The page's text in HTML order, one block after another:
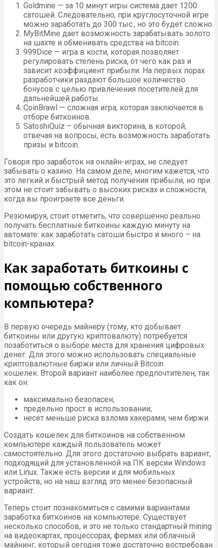
Goldmine — за 10 минут игры система дает 1200
сатошей. Следовательно, при круглосуточной игре
можно заработать до 300 тыс., но это будет сложно.
MyBitMine дает возможность зарабатывать золото
на шахте и обменивать средства на bitcoin.
999Dice — игра в кости, которая позволяет
регулировать степень риска, от чего как раз и
зависит коэффициент прибыли. На первых порах
разработчики раздают большое количество
бонусов с целью привлечения посетителей для
дальнейшей работы.
CoinBrawl — сложная игра, которая заключается в
отборе биткоинов.
SatoshiQuiz – обычная викторина, в которой,
отвечая на вопросы, есть возможность заработать
призы и bitcoin.
Говоря про заработок на онлайн-играх, не следует
забывать о казино. На самом деле, многим кажется, что
это легкий и быстрый метод получения прибыли, но при
этом не стоит забывать о высоких рисках и сложности,
когда вы проиграете все деньги.
Резюмируя, стоит отметить, что совершенно реально
получать бесплатные биткоины каждую минуту на
автомате: как заработать сатоши быстро и много – на
bitcoin-кранах.
Как заработать биткоины с
помощью собственного
компьютера?
В первую очередь майнеру (тому, кто добывает
биткоины или другую криптовалюту) потребуется
позаботиться о выборе места для хранения цифровых
денег. Для этого можно использовать специальные
криптовалютные биржи или личный Bitcoin
кошелек. Второй вариант наиболее предпочтителен, так
как он:
максимально безопасен;
предельно прост в использовании;
несет меньше риска взлома хакерами, чем биржи.
Создать кошелек для биткоинов на собственном
компьютере каждый пользователь может
самостоятельно. Для этого достаточно выбрать вариант,
подходящий для установленной на ПК версии Windows
или Linux. Также есть версии и для мобильных
устройств, но на наш взгляд это менее безопасный
вариант.
Теперь стоит познакомиться с самими вариантами
заработка биткоинов на компьютере. Существует
несколько способов, и это не только стандартный mining
на видеокартах, процессорах, фермах или облачный
майнинг, который сегодня тоже достаточно востребован